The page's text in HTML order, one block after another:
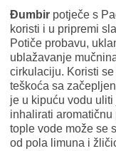
Đumbir potječe s
koristi i u pripremi
Potiče probavu,
ublažavanje
cirkulaciju. Koristi
teškoća sa
je u kipuću vodu
inhalirati
tople vode može se
od pola limuna i